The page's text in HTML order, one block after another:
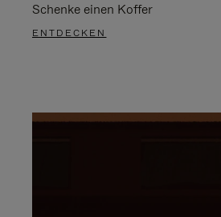
Schenke einen Koffer
ENTDECKEN